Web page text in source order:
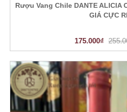
Rượu Vang Chile DANTE ALICIA
GIÁ CỰC
175.000₫